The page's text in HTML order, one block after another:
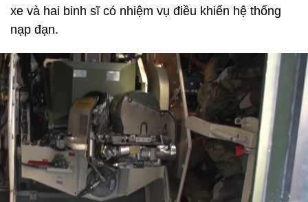
xe và hai binh sĩ có nhiệm vụ điều khiển hệ thống
nạp đạn.